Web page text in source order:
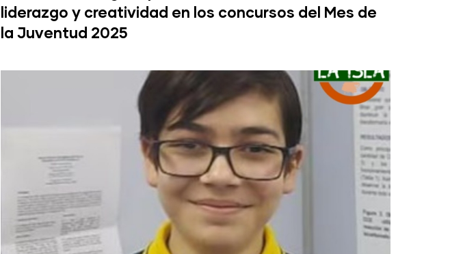
liderazgo y creatividad en los concursos del Mes de
la Juventud 2025